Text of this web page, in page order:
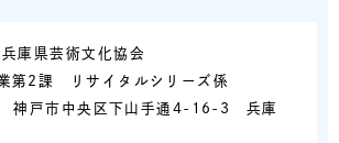
庫県芸術文化協会
第2課 リサイタルシリーズ係
戸市中央区下山手通4-16-3 兵庫